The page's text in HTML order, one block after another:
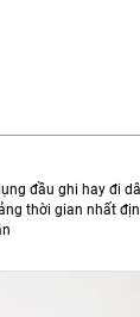
đầu ghi hay đi
thời gian nhất